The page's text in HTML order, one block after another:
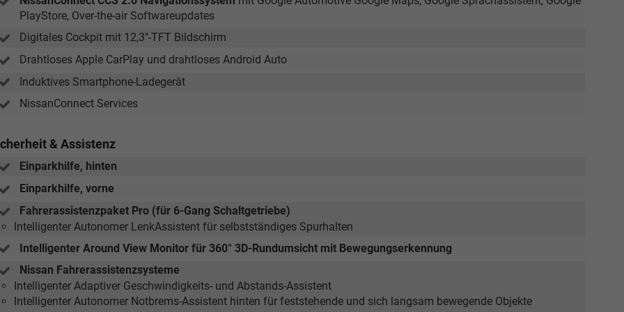
PlayStore, Over-the-air Softwareupdates
Digitales Cockpit mit 12,3"-TFT Bildschirm
Drahtloses Apple CarPlay und drahtloses Android Auto
Induktives Smartphone-Ladegerät
NissanConnect Services
& Assistenz
Einparkhilfe, hinten
Einparkhilfe, vorne
Fahrerassistenzpaket Pro (für 6-Gang Schaltgetriebe)
Intelligenter Autonomer LenkAssistent für selbstständiges Spurhalten
Intelligenter Around View Monitor für 360° 3D-Rundumsicht mit Bewegungserkennung
Nissan Fahrerassistenzsysteme
Intelligenter Adaptiver Geschwindigkeits- und Abstands-Assistent
Intelligenter Autonomer Notbrems-Assistent hinten für feststehende und sich langsam bewegende Objekte